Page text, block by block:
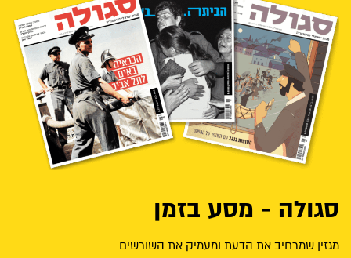
סגולה - מסע בזמן
מגזין שמרחיב את הדעת ומעמיק את השורשים